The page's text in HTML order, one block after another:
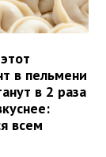
в пельмени
в 2 раза
всем